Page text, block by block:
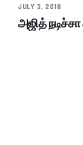
JULY 3, 2018
அஜித்